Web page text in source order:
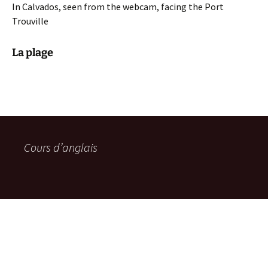
In Calvados, seen from the webcam, facing the Port
Trouville
La plage
Cours d’anglais